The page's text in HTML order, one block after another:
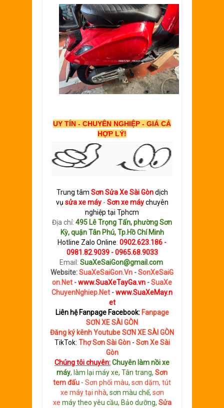
UY TÍN - CHUYÊN NGHIỆP - GIÁ CẢ
HỢP LÝ!
Trung tâm Sơn Sửa Xe Sài Gòn dịch
vụ sửa xe máy- Sơn xe máy chuyên
nghiệp tại Tphcm
Địa chỉ: 495 Lê Trọng Tấn, phường Sơn
Kỳ, quận Tân Phú, Tp.Hồ Chí Minh
Hotline Zalo Online: 0902.623.186 -
0981.82.9039 - 0965.68.9033
Email: SuaXeSaiGon@gmail.com
Website:SuaXeSaiGon.Vn -SonXeSaiG
on.Net -www.SuaXeTayGa.vn -SuaXe
ChuyenNghiep.Net -www.SuaXeMay.n
et
Liên hệ Fanpage Facebook: Fanpage
SƠN XE SÀI GÒN
Đăng ký kênh Youtube SƠN XE SÀI GÒN
TikTok: Thợ Sơn Sài Gòn- Sơn Xe Sài
Gòn
Chúng tôi chuyên:Chuyên làm nồi xe
máy, làm lại máy xe, Tân trang, Sơn
tem đấu - Sơn phối màu, sơn dặm, tút
xe máy tại nhà, sơn màu chế, sơn
xe máy theo yêu cầu, Bảo dưỡng, Sửa